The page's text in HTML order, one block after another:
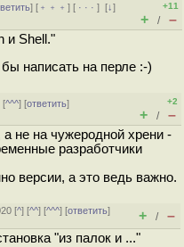
] [ ﹢﹢﹢] [ · · ·][↓]
+11
+ / –
и Shell."
написать на перле :-)
[^^^] [ответить]
+2
+ / –
а не на чужеродной хрени -
разработчики
версии, а это ведь важно.
[^] [^^] [^^^] [ответить]
+ / –
"из палок и ..."